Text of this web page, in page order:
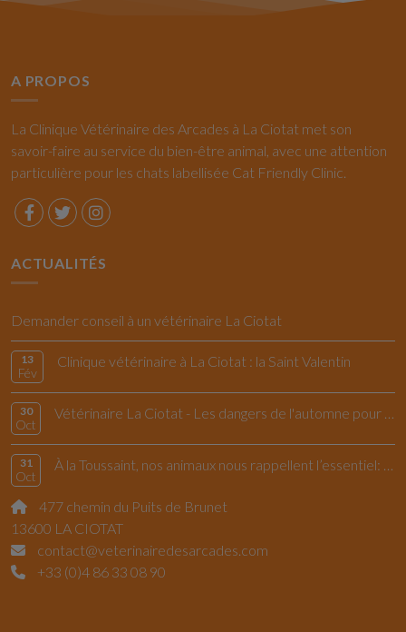
A PROPOS
La Clinique Vétérinaire des Arcades à La Ciotat met son
savoir-faire au service du bien-être animal, avec une attention
particulière pour les chats labellisée Cat Friendly Clinic.
ACTUALITÉS
Demander conseil à un vétérinaire La Ciotat
13
Fév
Clinique vétérinaire à La Ciotat : la Saint Valentin
30
Oct
Vétérinaire La Ciotat - Les dangers de l'automne pour le chiens et les chats
31
Oct
À la Toussaint, nos animaux nous rappellent l’essentiel: vivre l’instant présent
477 chemin du Puits de Brunet
13600 LA CIOTAT
contact@veterinairedesarcades.com
+33 (0)4 86 33 08 90